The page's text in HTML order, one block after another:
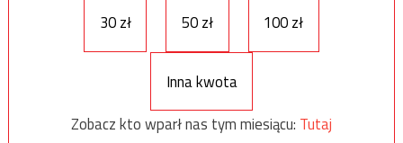
30 zł
50 zł 100 zł
Inna kwota
Zobacz kto wparł nas tym miesiącu: Tutaj